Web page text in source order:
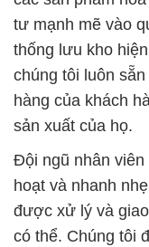
sản xuất của họ.
Đội ngũ nhân viên
hoạt và nhanh
được xử lý và
có thể. Chúng tôi
với khách hàng
cao chất lượng
thay đổi của
**Công Ty Hóa